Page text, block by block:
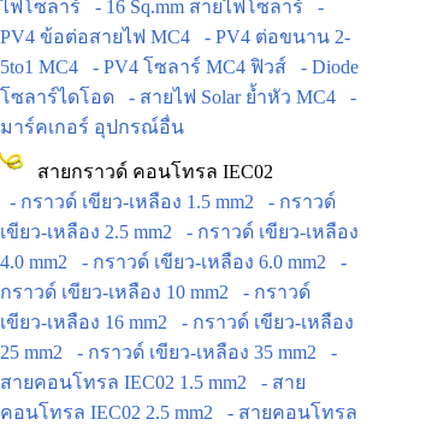
ไฟโซลาร์
- 16 Sq.mm สายไฟโซลาร์
-
PV4 ข้อต่อสายไฟ MC4
- PV4 ต่อขนาน 2-
5to1 MC4
- PV4 โซลาร์ MC4 ฟิวส์
- Diode
โซลาร์ไดโอด
- สายไฟ Solar ย้ำหัว MC4
-
มาร์คเกอร์ อุปกรณ์อื่น
สายกราวด์ คอนโทรล IEC02
- กราวด์ เขียว-เหลือง 1.5 mm2
- กราวด์
เขียว-เหลือง 2.5 mm2
- กราวด์ เขียว-เหลือง
4.0 mm2
- กราวด์ เขียว-เหลือง 6.0 mm2
-
กราวด์ เขียว-เหลือง 10 mm2
- กราวด์
เขียว-เหลือง 16 mm2
- กราวด์ เขียว-เหลือง
25 mm2
- กราวด์ เขียว-เหลือง 35 mm2
-
สายคอนโทรล IEC02 1.5 mm2
- สาย
คอนโทรล IEC02 2.5 mm2
- สายคอนโทรล